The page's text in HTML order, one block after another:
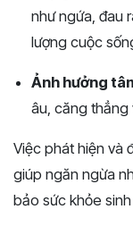
như ngứa, đau
lượng cuộc
Ảnh hưởng
âu, căng thẳng
Việc phát hiện và
giúp ngăn ngừa
bảo sức khỏe